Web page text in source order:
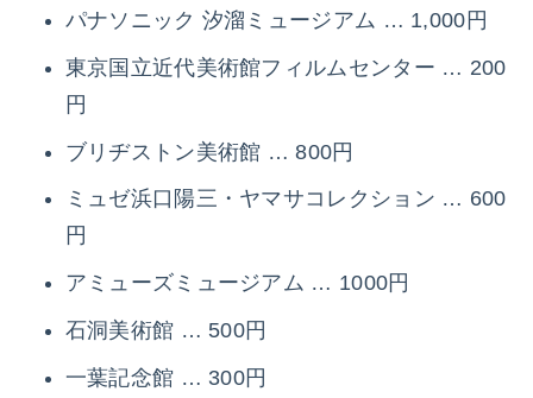
パナソニック 汐溜ミュージアム … 1,000円
東京国立近代美術館フィルムセンター … 200
円
ブリヂストン美術館 … 800円
ミュゼ浜口陽三・ヤマサコレクション … 600
円
アミューズミュージアム … 1000円
石洞美術館 … 500円
一葉記念館 … 300円